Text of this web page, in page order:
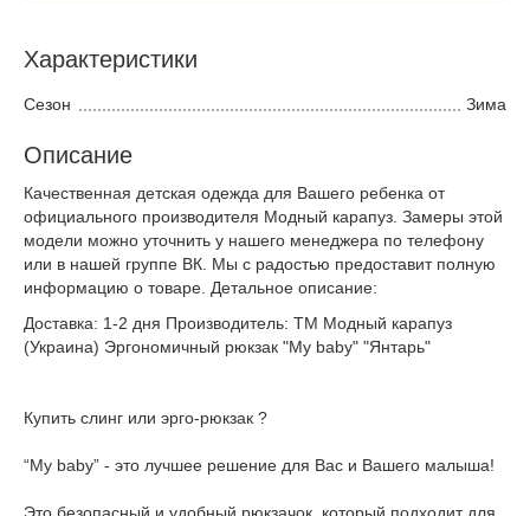
Характеристики
Сезон Зима
Описание
Качественная детская одежда для Вашего ребенка от
официального производителя Модный карапуз. Замеры этой
модели можно уточнить у нашего менеджера по телефону
или в нашей группе ВК. Мы с радостью предоставит полную
информацию о товаре. Детальное описание:
Доставка: 1-2 дня Производитель: ТМ Модный карапуз
(Украина) Эргономичный рюкзак "My baby" "Янтарь"
Купить слинг или эрго-рюкзак ?
“My baby” - это лучшее решение для Вас и Вашего малыша!
Это безопасный и удобный рюкзачок, который подходит для